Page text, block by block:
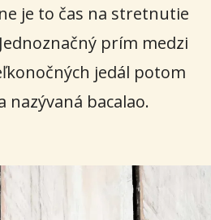
je to čas na stretnutie
prím medzi
jedál potom
nazývaná bacalao.